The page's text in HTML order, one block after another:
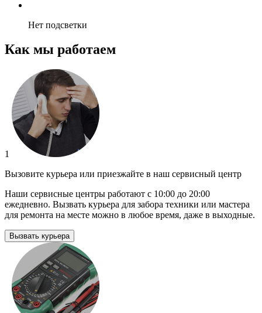
Нет подсветки
Как мы работаем
1
Вызовите курьера или приезжайте в наш сервисный центр
Наши сервисные центры работают с 10:00 до 20:00
ежедневно. Вызвать курьера для забора техники или мастера
для ремонта на месте можно в любое время, даже в выходные.
Вызвать курьера